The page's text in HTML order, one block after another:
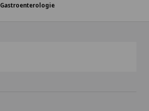
Gastroenterologie